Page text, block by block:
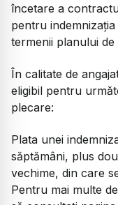
încetare a
pentru
termenii planului
În calitate de
eligibil pentru
plecare:
Plata unei
săptămâni, plus
vechime, din care
Pentru mai multe